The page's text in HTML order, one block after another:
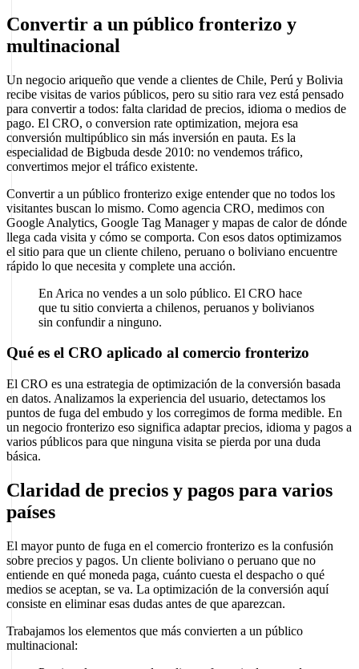
Convertir a un público fronterizo y
multinacional
Un negocio ariqueño que vende a clientes de Chile, Perú y Bolivia
recibe visitas de varios públicos, pero su sitio rara vez está pensado
para convertir a todos: falta claridad de precios, idioma o medios de
pago. El CRO, o conversion rate optimization, mejora esa
conversión multipúblico sin más inversión en pauta. Es la
especialidad de Bigbuda desde 2010: no vendemos tráfico,
convertimos mejor el tráfico existente.
Convertir a un público fronterizo exige entender que no todos los
visitantes buscan lo mismo. Como agencia CRO, medimos con
Google Analytics, Google Tag Manager y mapas de calor de dónde
llega cada visita y cómo se comporta. Con esos datos optimizamos
el sitio para que un cliente chileno, peruano o boliviano encuentre
rápido lo que necesita y complete una acción.
En Arica no vendes a un solo público. El CRO hace
que tu sitio convierta a chilenos, peruanos y bolivianos
sin confundir a ninguno.
Qué es el CRO aplicado al comercio fronterizo
El CRO es una estrategia de optimización de la conversión basada
en datos. Analizamos la experiencia del usuario, detectamos los
puntos de fuga del embudo y los corregimos de forma medible. En
un negocio fronterizo eso significa adaptar precios, idioma y pagos a
varios públicos para que ninguna visita se pierda por una duda
básica.
Claridad de precios y pagos para varios
países
El mayor punto de fuga en el comercio fronterizo es la confusión
sobre precios y pagos. Un cliente boliviano o peruano que no
entiende en qué moneda paga, cuánto cuesta el despacho o qué
medios se aceptan, se va. La optimización de la conversión aquí
consiste en eliminar esas dudas antes de que aparezcan.
Trabajamos los elementos que más convierten a un público
multinacional: